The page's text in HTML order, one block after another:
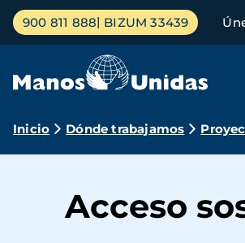
Pasar
contenido
Menú
principal
900 811 888 BIZUM 33439
Ruta
navegación
Inicio Dónde trabajamos
Acceso